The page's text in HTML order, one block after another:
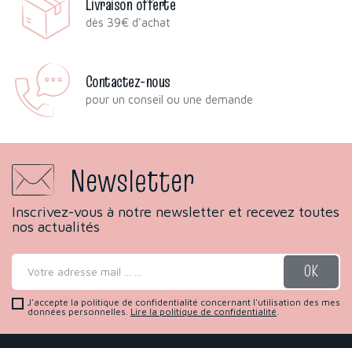
dès 39€ d'achat
Contactez-nous
pour un conseil ou une demande
Newsletter
Inscrivez-vous à notre newsletter et recevez toutes
nos actualités
J'accepte la politique de confidentialité concernant l'utilisation des mes
données personnelles. Lire la politique de confidentialité